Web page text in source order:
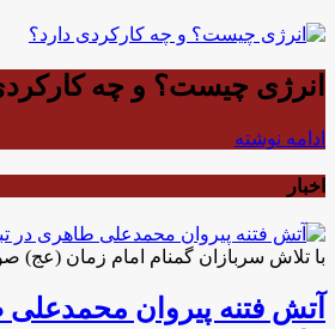
انرژی چیست؟ و چه
ادامه نوشته
اخبار
با تلاش سربازان گمنام امام زمان
آتش فتنه پیروان محمدعلی